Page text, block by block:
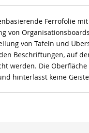
Ferrofolie
von
von Tafeln und
Beschriftungen, auf
werden. Die
hinterlässt keine